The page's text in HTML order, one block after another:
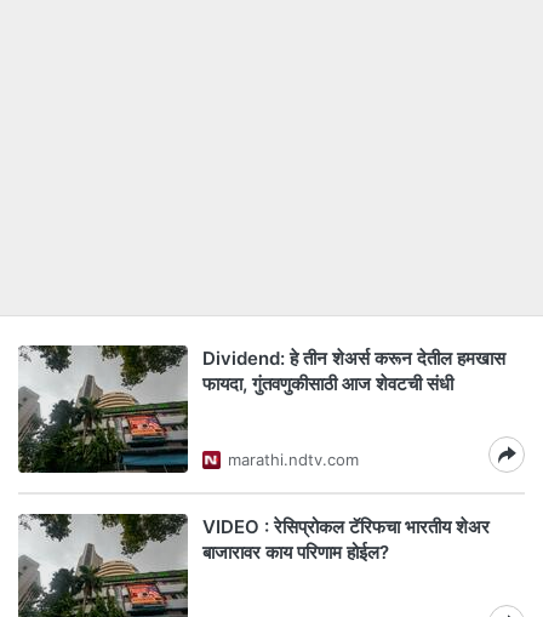
Dividend: हे तीन शेअर्स करून देतील हमखास
फायदा, गुंतवणुकीसाठी आज शेवटची संधी
marathi.ndtv.com
VIDEO : रेसिप्रोकल टॅरिफचा भारतीय शेअर
बाजारावर काय परिणाम होईल?